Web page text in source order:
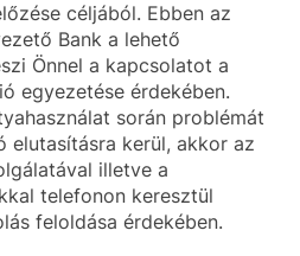
céljából. Ebben az
Bank a lehető
Önnel a kapcsolatot a
egyezetése érdekében.
során problémát
elutasításra kerül, akkor az
illetve a
telefonon keresztül
feloldása érdekében.